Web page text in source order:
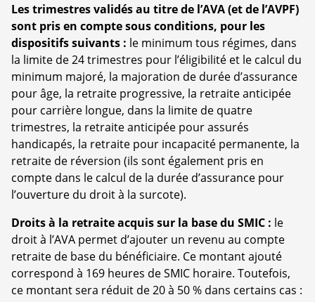
Les trimestres validés au titre de l’AVA (et de l’AVPF)
sont pris en compte sous conditions, pour les
dispositifs suivants : le minimum tous régimes, dans
la limite de 24 trimestres pour l’éligibilité et le calcul du
minimum majoré, la majoration de durée d’assurance
pour âge, la retraite progressive, la retraite anticipée
pour carrière longue, dans la limite de quatre
trimestres, la retraite anticipée pour assurés
handicapés, la retraite pour incapacité permanente, la
retraite de réversion (ils sont également pris en
compte dans le calcul de la durée d’assurance pour
l’ouverture du droit à la surcote).
Droits à la retraite acquis sur la base du SMIC : le
droit à l’AVA permet d’ajouter un revenu au compte
retraite de base du bénéficiaire. Ce montant ajouté
correspond à 169 heures de SMIC horaire. Toutefois,
ce montant sera réduit de 20 à 50 % dans certains cas :